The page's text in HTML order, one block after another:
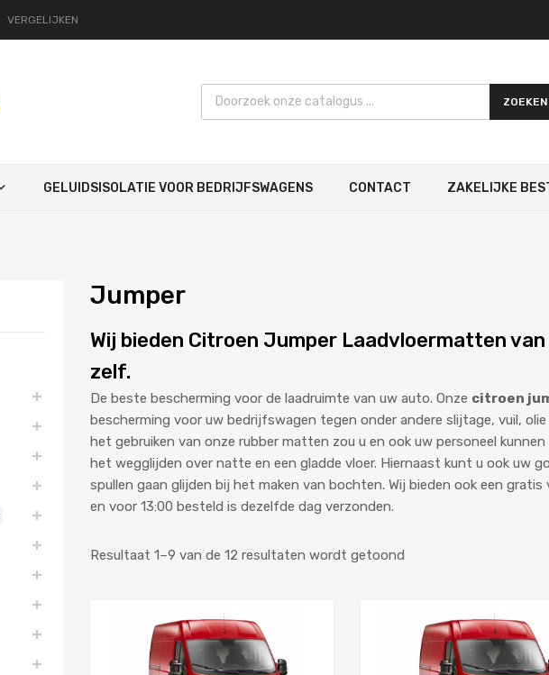
VERGELIJKEN
Products search ZOEKEN
GELUIDSISOLATIE VOOR BEDRIJFSWAGENS CONTACT ZAKELIJKE
Jumper
Wij bieden Citroen Jumper Laadvloermatten
zelf.
De beste bescherming voor de laadruimte van uw auto. Onze citroen
bescherming voor uw bedrijfswagen tegen onder andere slijtage, vuil,
het gebruiken van onze rubber matten zou u en ook uw personeel
het wegglijden over natte en een gladde vloer. Hiernaast kunt u ook uw
spullen gaan glijden bij het maken van bochten. Wij bieden ook een
en voor 13:00 besteld is dezelfde dag verzonden.
Resultaat 1–9 van de 12 resultaten wordt getoond